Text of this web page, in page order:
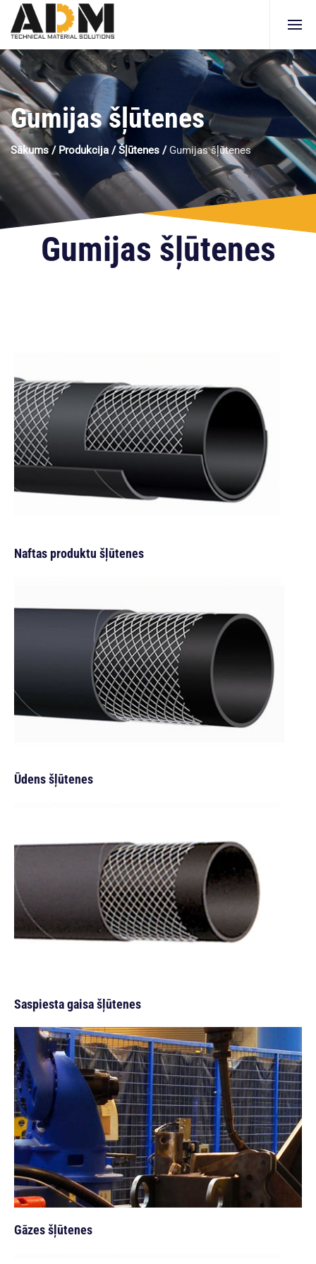
Gumijas šļūtenes
Sākums/ Produkcija /Šļūtenes /Gumijas šļūtenes
Gumijas šļūtenes
Naftas produktu šļūtenes
Ūdens šļūtenes
Saspiesta gaisa šļūtenes
Gāzes šļūtenes